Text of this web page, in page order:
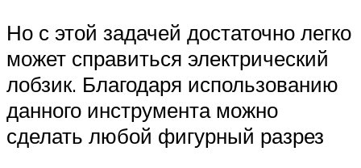
Но с этой задачей достаточно легко
может справиться электрический
лобзик. Благодаря использованию
данного инструмента можно
сделать любой фигурный разрез